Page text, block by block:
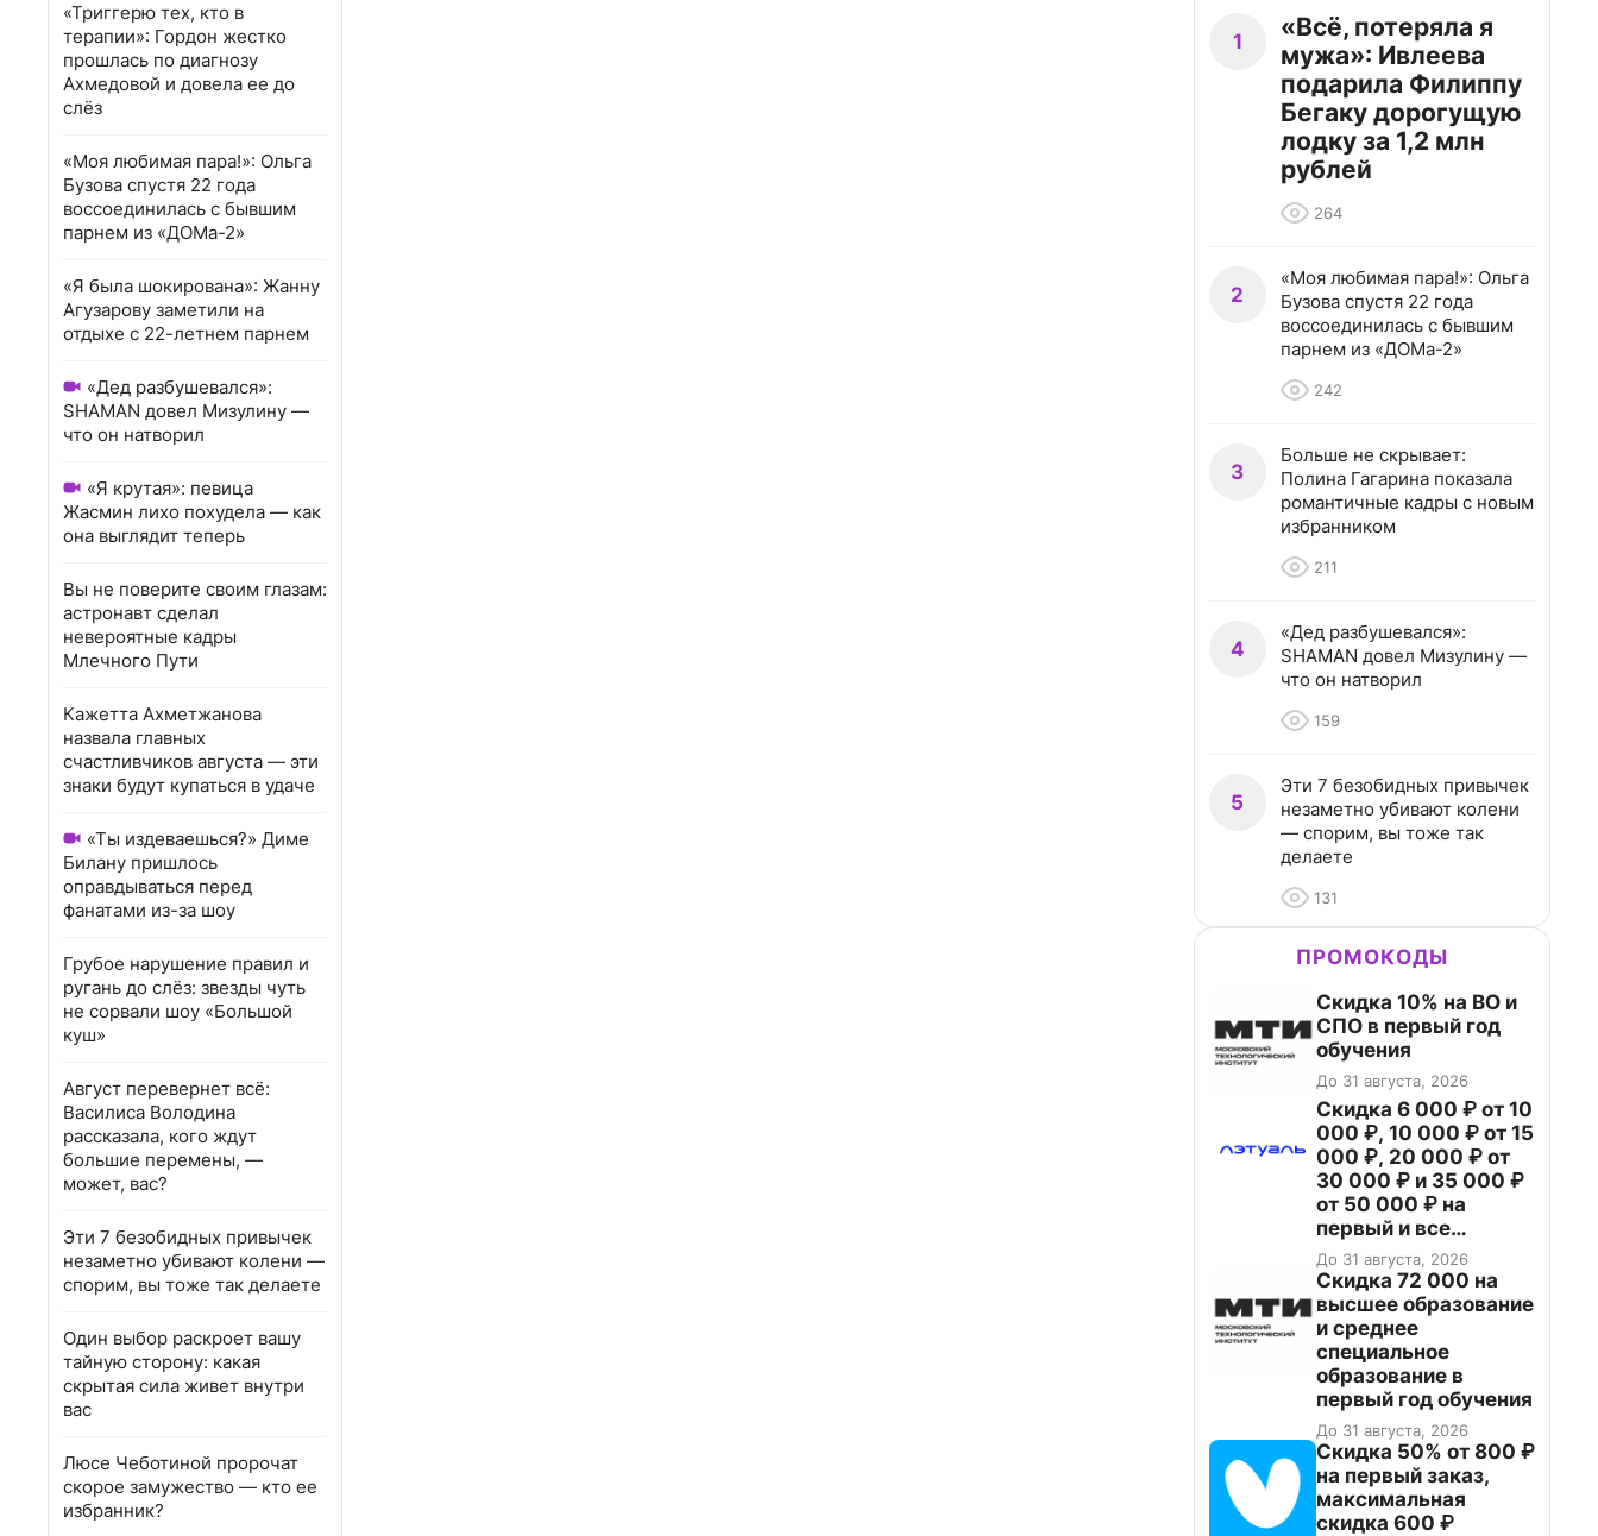
«Триггерю тех, кто в
терапии»: Гордон жестко
прошлась по диагнозу
Ахмедовой и довела ее до
слёз
«Моя любимая пара!»: Ольга
Бузова спустя 22 года
воссоединилась с бывшим
парнем из «ДОМа-2»
«Я была шокирована»: Жанну
Агузарову заметили на
отдыхе с 22-летнем парнем
«Дед разбушевался»:
SHAMAN довел Мизулину —
что он натворил
«Я крутая»: певица
Жасмин лихо похудела — как
она выглядит теперь
Вы не поверите своим глазам:
астронавт сделал
невероятные кадры
Млечного Пути
Кажетта Ахметжанова
назвала главных
счастливчиков августа — эти
знаки будут купаться в удаче
«Ты издеваешься?» Диме
Билану пришлось
оправдываться перед
фанатами из-за шоу
Грубое нарушение правил и
ругань до слёз: звезды чуть
не сорвали шоу «Большой
куш»
Август перевернет всё:
Василиса Володина
рассказала, кого ждут
большие перемены, —
может, вас?
Эти 7 безобидных привычек
незаметно убивают колени —
спорим, вы тоже так делаете
Один выбор раскроет вашу
тайную сторону: какая
скрытая сила живет внутри
вас
Люсе Чеботиной пророчат
скорое замужество — кто ее
избранник?
1
«Всё, потеряла я
мужа»: Ивлеева
подарила Филиппу
Бегаку дорогущую
лодку за 1,2 млн
рублей
264
2
«Моя любимая пара!»: Ольга
Бузова спустя 22 года
воссоединилась с бывшим
парнем из «ДОМа-2»
242
3
Больше не скрывает:
Полина Гагарина показала
романтичные кадры с новым
избранником
211
4
«Дед разбушевался»:
SHAMAN довел Мизулину —
что он натворил
159
5
Эти 7 безобидных привычек
незаметно убивают колени
— спорим, вы тоже так
делаете
131
ПРОМОКОДЫ
Скидка 10% на ВО и
СПО в первый год
обучения
До 31 августа, 2026
Скидка 6 000 ₽ от 10
000 ₽, 10 000 ₽ от 15
000 ₽, 20 000 ₽ от
30 000 ₽ и 35 000 ₽
от 50 000 ₽ на
первый и все
повторные заказы по
промокоду НАБЕРИ
До 31 августа, 2026
Скидка 72 000 на
высшее образование
и среднее
специальное
образование в
первый год обучения
До 31 августа, 2026
Скидка 50% от 800 ₽
на первый заказ,
максимальная
скидка 600 ₽